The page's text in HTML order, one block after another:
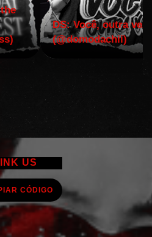
DS: Você, outra vez!
(@domodachii)
US
CÓDIGO